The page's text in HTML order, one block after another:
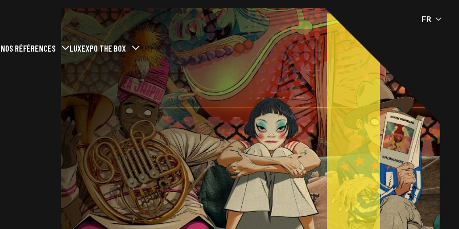
le sous-menu
exposer à Luxexpo The Box
NOS RÉFÉRENCES
Ouvrir / Fermer le sous-menu
LUXEXPO THE BOX
Ouvrir / Fermer le sous-menu
Qui sommes-nous ?
Nos missions
Nos engagements
Nos actualités
FR
OBTENEZ VOS TICKETS